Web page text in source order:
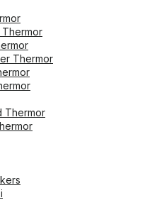
Thermor
Thermor
Thermor